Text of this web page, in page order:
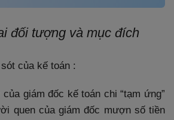
đối tượng và mục đích
của kế toán :
giám đốc kế toán chi “tạm ứng”
quen của giám đốc mượn số tiền